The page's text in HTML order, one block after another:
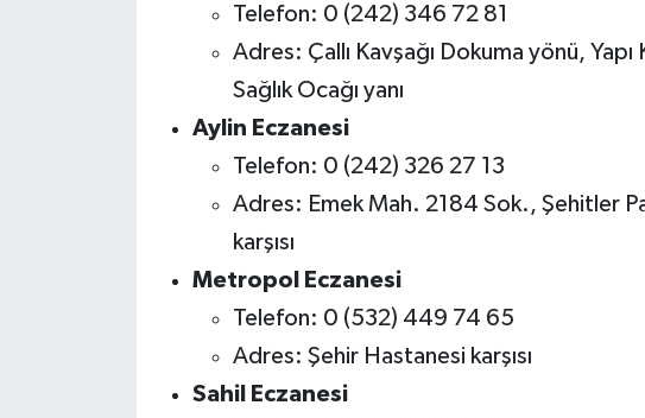
Telefon: 0 (242) 346 72 81
Adres: Çallı Kavşağı Dokuma yönü, Yapı
Sağlık Ocağı yanı
Aylin Eczanesi
Telefon: 0 (242) 326 27 13
Adres: Emek Mah. 2184 Sok., Şehitler
karşısı
Metropol Eczanesi
Telefon: 0 (532) 449 74 65
Adres: Şehir Hastanesi karşısı
Sahil Eczanesi